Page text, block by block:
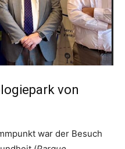
von
war der Besuch